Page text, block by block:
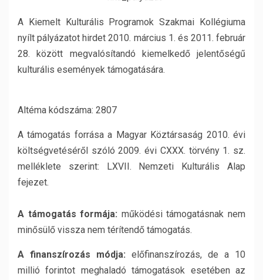
A Kiemelt Kulturális Programok Szakmai Kollégiuma
nyílt pályázatot hirdet 2010. március 1. és 2011. február
28. között megvalósítandó kiemelkedő jelentőségű
kulturális események támogatására.
Altéma kódszáma: 2807
A támogatás forrása a Magyar Köztársaság 2010. évi
költségvetéséről szóló 2009. évi CXXX. törvény 1. sz.
melléklete szerint: LXVII. Nemzeti Kulturális Alap
fejezet.
A támogatás formája: működési támogatásnak nem
minősülő vissza nem térítendő támogatás.
A finanszírozás módja: előfinanszírozás, de a 10
millió forintot meghaladó támogatások esetében az